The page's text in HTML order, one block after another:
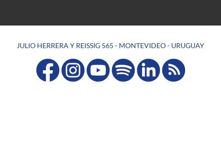
JULIO HERRERA Y REISSIG 565 - MONTEVIDEO - URUGUAY